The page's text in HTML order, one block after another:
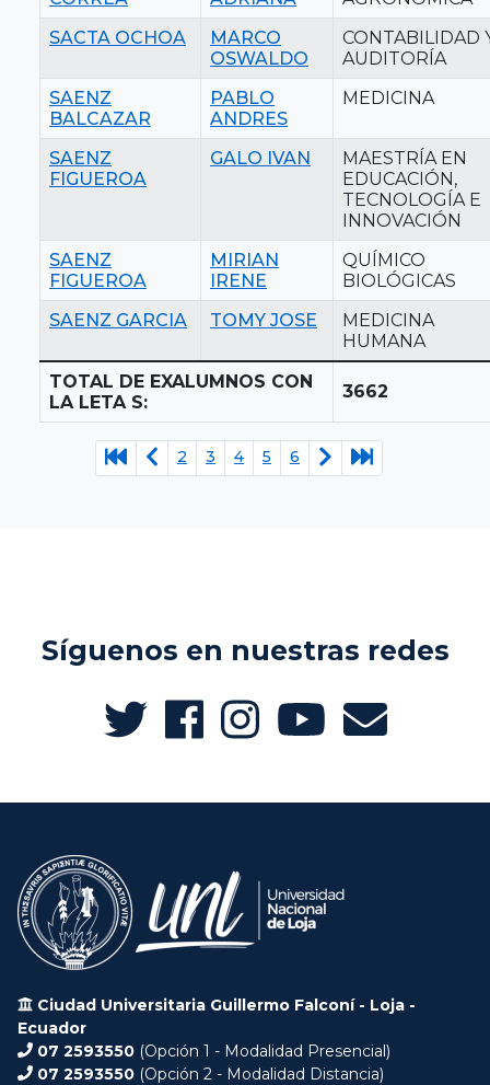
SACTA OCHOA
MARCO
OSWALDO
CONTABILIDAD
AUDITORÍA
SAENZ
BALCAZAR
PABLO
ANDRES
MEDICINA
SAENZ
FIGUEROA
GALO IVAN
MAESTRÍA EN
EDUCACIÓN,
TECNOLOGÍA E
INNOVACIÓN
SAENZ
FIGUEROA
MIRIAN
IRENE
QUÍMICO
BIOLÓGICAS
SAENZ GARCIA
TOMY JOSE
MEDICINA
HUMANA
TOTAL DE EXALUMNOS CON
LA LETA S:
3662
2 3 4 5 6
Síguenos en nuestras redes
Ciudad Universitaria Guillermo Falconí - Loja -
Ecuador
07 2593550 (Opción 1 - Modalidad Presencial)
07 2593550 (Opción 2 - Modalidad Distancia)